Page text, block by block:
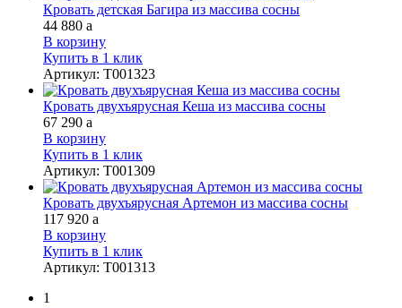
Кровать детская Багира из массива сосны
44 880 a
В корзину
Купить в 1 клик
Артикул: Т001323
Кровать двухъярусная Кеша из массива сосны
67 290 a
В корзину
Купить в 1 клик
Артикул: Т001309
Кровать двухъярусная Артемон из массива сосны
117 920 a
В корзину
Купить в 1 клик
Артикул: Т001313
1